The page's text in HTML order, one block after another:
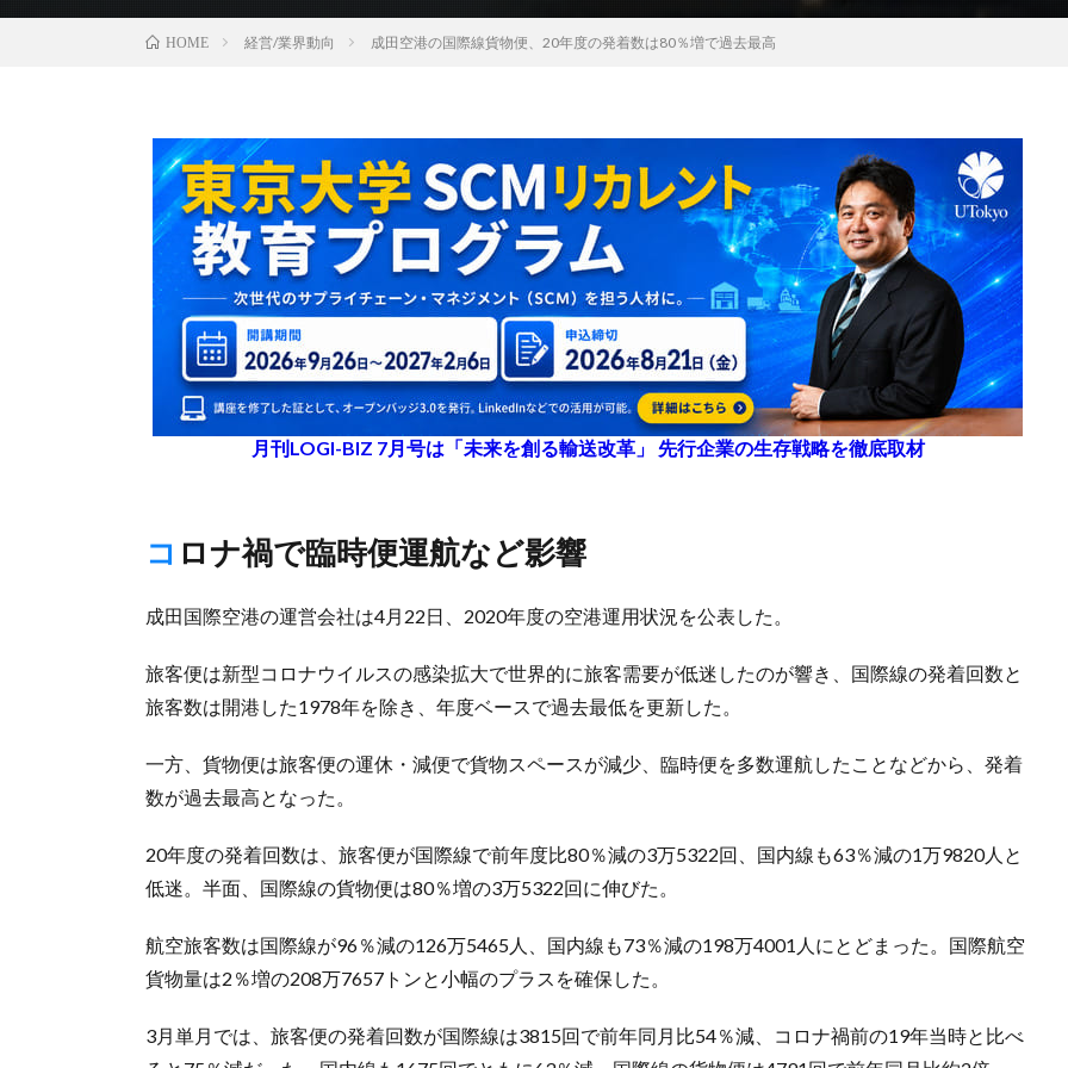
HOME 経営/業界動向 成田空港の国際線貨物便、20年度の発着数は80％増で過去最高
月刊LOGI-BIZ 7月号は「未来を創る輸送改革」 先行企業の生存戦略を徹底取材
コロナ禍で臨時便運航など影響
成田国際空港の運営会社は4月22日、2020年度の空港運用状況を公表した。
旅客便は新型コロナウイルスの感染拡大で世界的に旅客需要が低迷したのが響き、国際線の発着回数と
旅客数は開港した1978年を除き、年度ベースで過去最低を更新した。
一方、貨物便は旅客便の運休・減便で貨物スペースが減少、臨時便を多数運航したことなどから、発着
数が過去最高となった。
20年度の発着回数は、旅客便が国際線で前年度比80％減の3万5322回、国内線も63％減の1万9820人と
低迷。半面、国際線の貨物便は80％増の3万5322回に伸びた。
航空旅客数は国際線が96％減の126万5465人、国内線も73％減の198万4001人にとどまった。国際航空
貨物量は2％増の208万7657トンと小幅のプラスを確保した。
3月単月では、旅客便の発着回数が国際線は3815回で前年同月比54％減、コロナ禍前の19年当時と比べ